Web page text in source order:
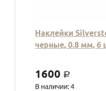
Наклейки
черные, 0.8 мм, 6
1600 a
В наличии: 4